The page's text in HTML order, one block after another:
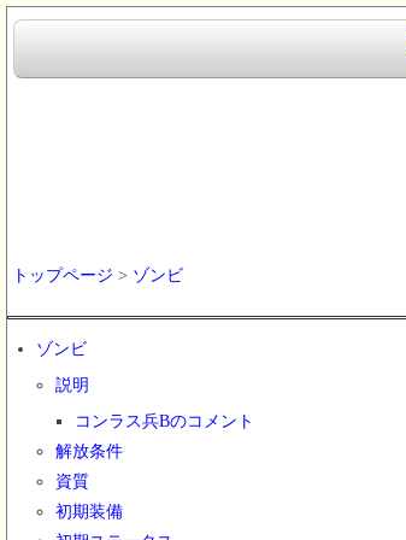
トップページ > ゾンビ
ゾンビ
説明
コンラス兵Bのコメント
解放条件
資質
初期装備